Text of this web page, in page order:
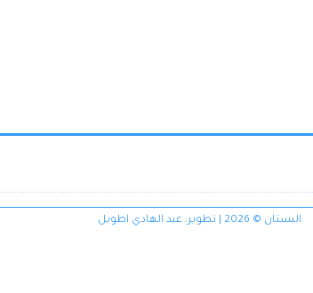
البستان © 2026 | تطوير: عبد الهادي اطويل